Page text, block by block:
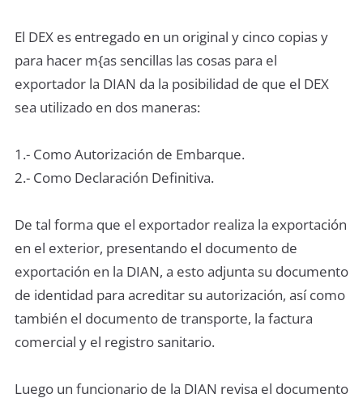
El DEX es entregado en un original y cinco copias y
para hacer m{as sencillas las cosas para el
exportador la DIAN da la posibilidad de que el DEX
sea utilizado en dos maneras:
1.- Como Autorización de Embarque.
2.- Como Declaración Definitiva.
De tal forma que el exportador realiza la exportación
en el exterior, presentando el documento de
exportación en la DIAN, a esto adjunta su documento
de identidad para acreditar su autorización, así como
también el documento de transporte, la factura
comercial y el registro sanitario.
Luego un funcionario de la DIAN revisa el documento